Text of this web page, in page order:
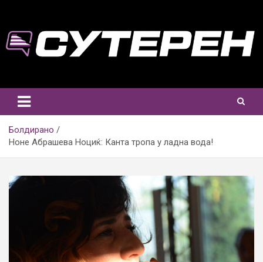
content
Болдирано
Ноне Абрашева Ноциќ: Канта тропа у ладна вода!